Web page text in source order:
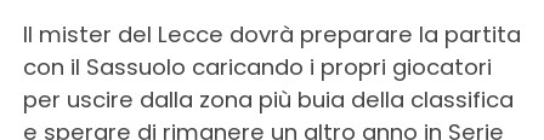
Il mister del Lecce dovrà preparare la partita
con il Sassuolo caricando i propri giocatori
per uscire dalla zona più buia della classifica
e sperare di rimanere un altro anno in Serie